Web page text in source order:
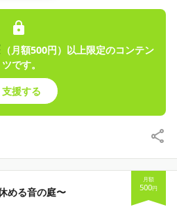
月額500円）以上限定のコンテン
ツです。
支援する
める音の庭〜
月額
500円